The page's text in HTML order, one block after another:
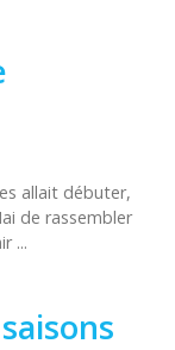
allait débuter,
de rassembler
...